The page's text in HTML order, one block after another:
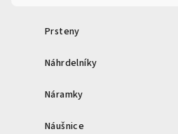
Prsteny
Náhrdelníky
Náramky
Náušnice